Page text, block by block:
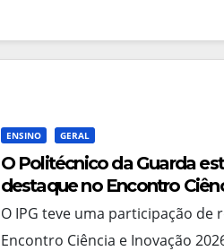
ENSINO GERAL
O Politécnico da Guarda
destaque no Encontro
Inovação 2026 com
sessões científicas
O IPG teve uma participação de
Encontro Ciência e Inovação